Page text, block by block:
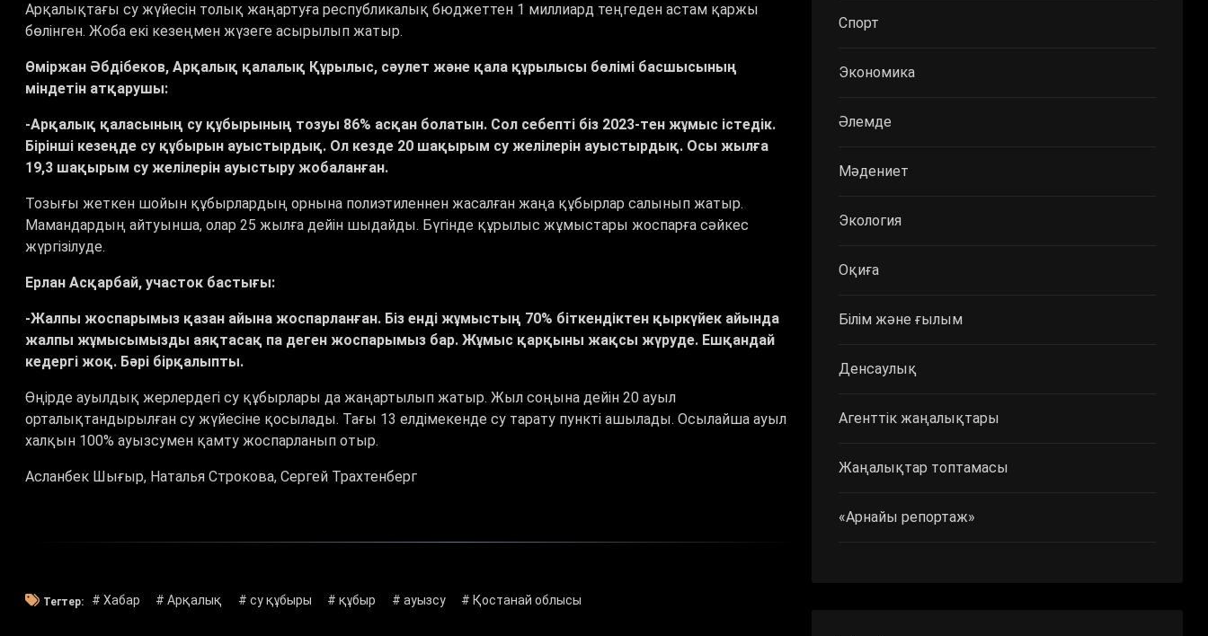
Арқалықтағы су жүйесін толық жаңартуға республикалық бюджеттен 1 миллиард теңгеден астам қаржы
бөлінген. Жоба екі кезеңмен жүзеге асырылып жатыр.
Өміржан Әбдібеков, Арқалық қалалық Құрылыс, сәулет және қала құрылысы бөлімі басшысының
міндетін атқарушы:
-Арқалық қаласының су құбырының тозуы 86% асқан болатын. Сол себепті біз 2023-тен жұмыс істедік.
Бірінші кезеңде су құбырын ауыстырдық. Ол кезде 20 шақырым су желілерін ауыстырдық. Осы жылға
19,3 шақырым су желілерін ауыстыру жобаланған.
Тозығы жеткен шойын құбырлардың орнына полиэтиленнен жасалған жаңа құбырлар салынып жатыр.
Мамандардың айтуынша, олар 25 жылға дейін шыдайды. Бүгінде құрылыс жұмыстары жоспарға сәйкес
жүргізілуде.
Ерлан Асқарбай, участок бастығы:
-Жалпы жоспарымыз қазан айына жоспарланған. Біз енді жұмыстың 70% біткендіктен қыркүйек айында
жалпы жұмысымызды аяқтасақ па деген жоспарымыз бар. Жұмыс қарқыны жақсы жүруде. Ешқандай
кедергі жоқ. Бәрі бірқалыпты.
Өңірде ауылдық жерлердегі су құбырлары да жаңартылып жатыр. Жыл соңына дейін 20 ауыл
орталықтандырылған су жүйесіне қосылады. Тағы 13 елдімекенде су тарату пункті ашылады. Осылайша ауыл
халқын 100% ауызсумен қамту жоспарланып отыр.
Асланбек Шығыр, Наталья Строкова, Сергей Трахтенберг
Тегтер: # Хабар # Арқалық # су құбыры # құбыр # ауызсу # Қостанай облысы
Спорт
Экономика
Әлемде
Мәдениет
Экология
Оқиға
Білім және ғылым
Денсаулық
Агенттік жаңалықтары
Жаңалықтар топтамасы
«Арнайы репортаж»